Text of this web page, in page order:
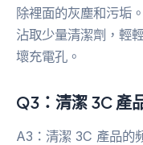
除裡面的灰塵和污垢
沾取少量清潔劑，輕
壞充電孔。
Q3：清潔 3C 產
A3：清潔 3C 產品的